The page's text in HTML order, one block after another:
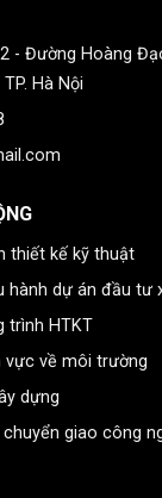
- Đường Hoàng
Hà Nội
thiết kế kỹ thuật
hành dự án đầu tư
trình HTKT
vực về môi trường
dựng
giao công